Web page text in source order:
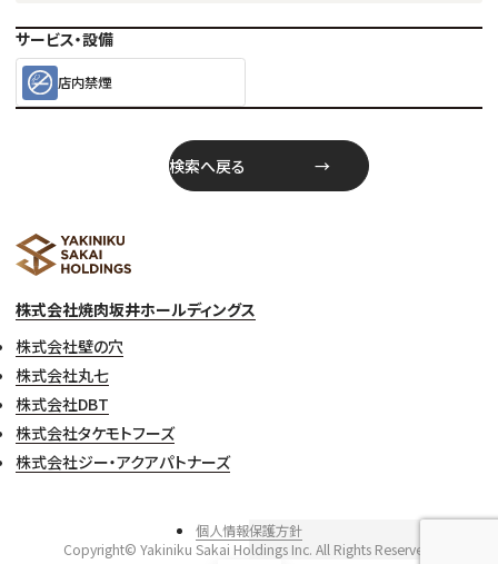
サービス・設備
店内禁煙
検索へ戻る
株式会社焼肉坂井ホールディングス
株式会社壁の穴
株式会社丸七
株式会社DBT
株式会社タケモトフーズ
株式会社ジー・アクアパトナーズ
個人情報保護方針
Copyright© Yakiniku Sakai Holdings Inc. All Rights Reserved.